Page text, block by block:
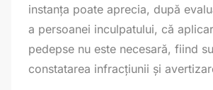
instanța poate aprecia, după
a persoanei inculpatului, că
pedepse nu este necesară, fiind
constatarea infracțiunii și